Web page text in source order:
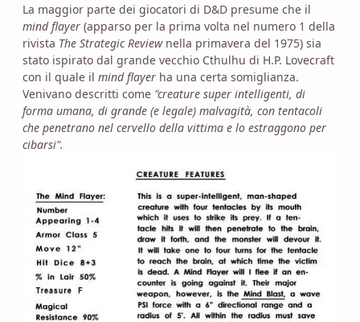
La maggior parte dei giocatori di D&D presume che il
mind flayer (apparso per la prima volta nel numero 1 della
rivista The Strategic Reviewnella primavera del 1975) sia
stato ispirato dal grande vecchio Cthulhu di H.P. Lovecraft
con il quale il mind flayer ha una certa somiglianza.
Venivano descritti come "creature super intelligenti, di
forma umana, di grande (e legale) malvagità, con tentacoli
che penetrano nel cervello della vittima e lo estraggono per
cibarsi".